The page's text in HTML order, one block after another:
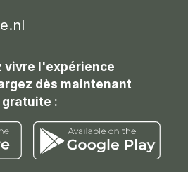
vivre l'expérience
dès maintenant
: